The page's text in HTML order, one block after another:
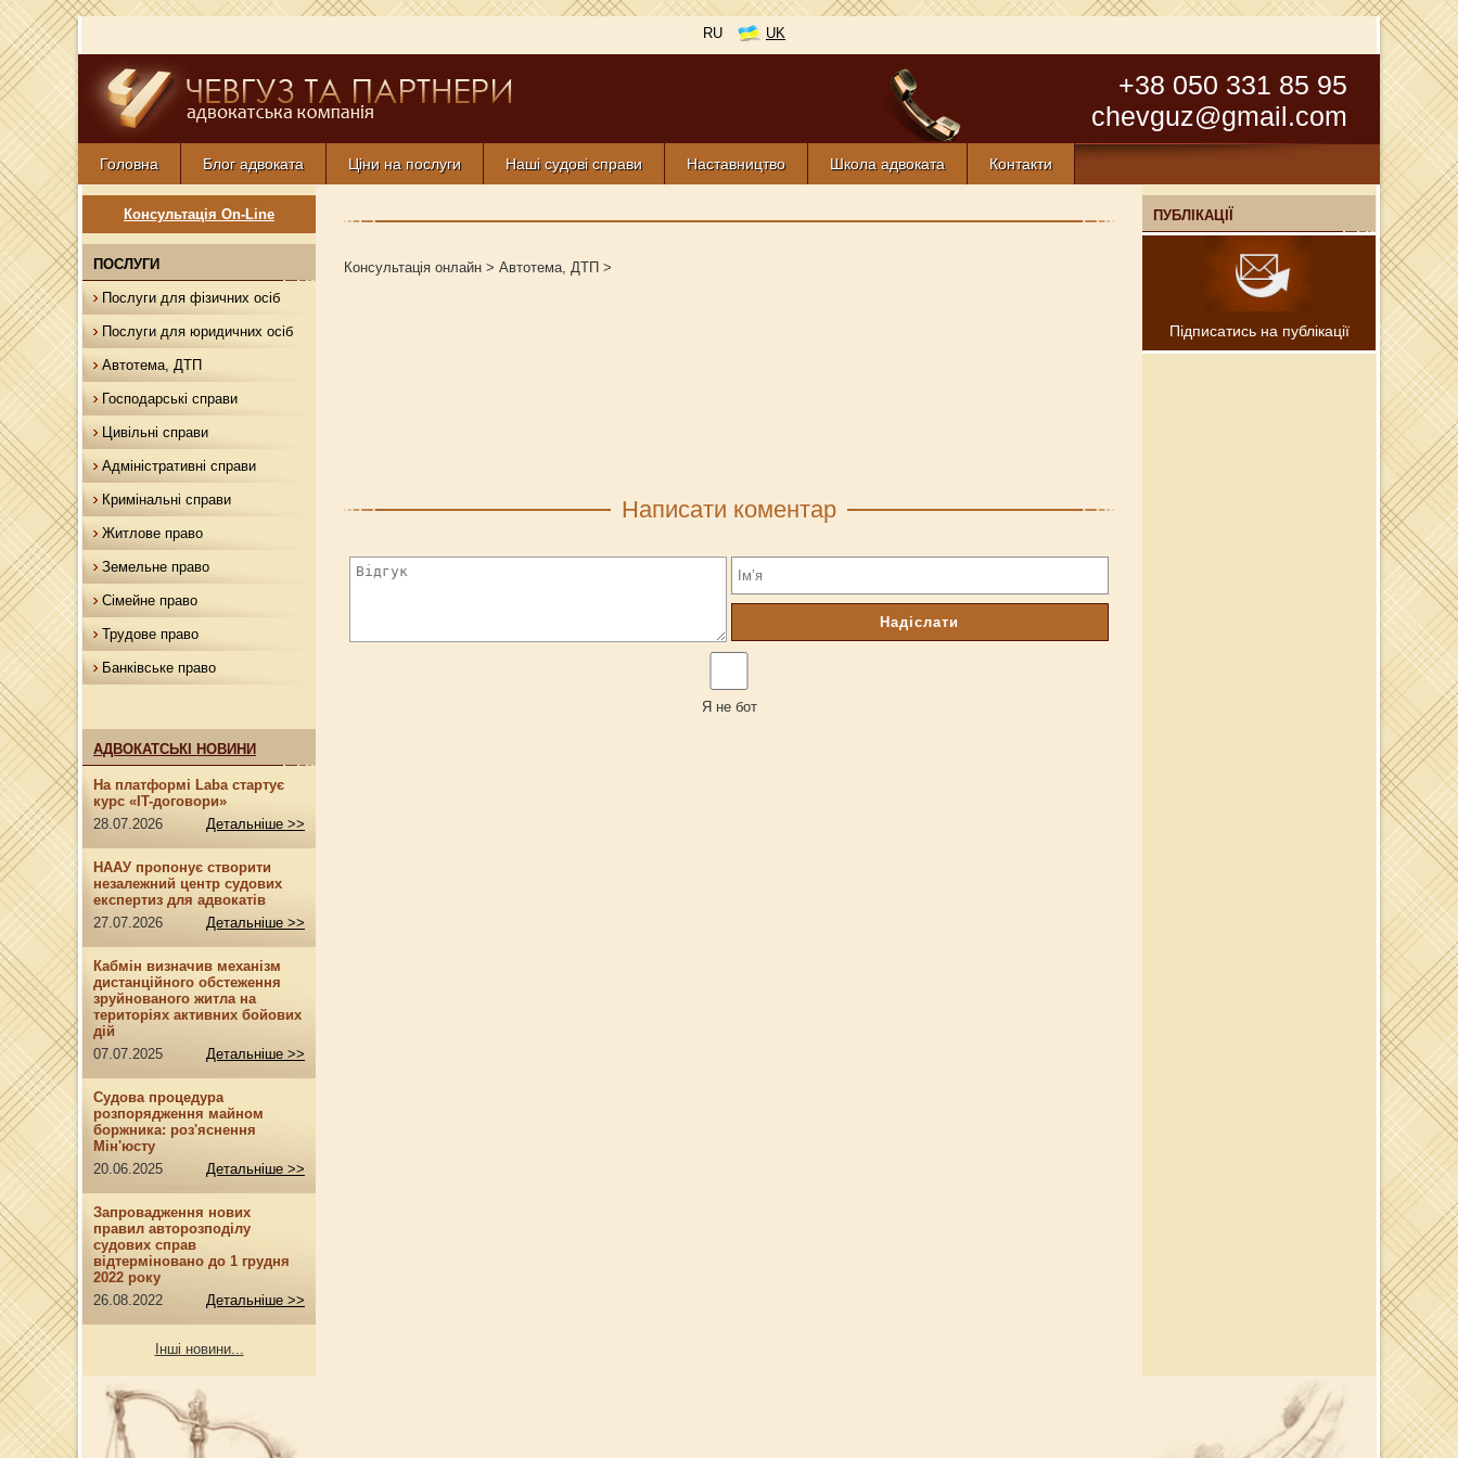
RU UK
+38 050 331 85 95
chevguz@gmail.com
Головна Блог адвоката Ціни на послуги Наші судові справи Наставництво Школа адвоката Контакти
Консультація On-Line
ПОСЛУГИ
Послуги для фізичних осіб
Послуги для юридичних осіб
Автотема, ДТП
Господарські справи
Цивільні справи
Адміністративні справи
Кримінальні справи
Житлове право
Земельне право
Сімейне право
Трудове право
Банківське право
АДВОКАТСЬКІ НОВИНИ
На платформі Laba стартує
курс «IT-договори»
28.07.2026
Детальніше >>
НААУ пропонує створити
незалежний центр судових
експертиз для адвокатів
27.07.2026
Детальніше >>
Кабмін визначив механізм
дистанційного обстеження
зруйнованого житла на
територіях активних бойових
дій
07.07.2025
Детальніше >>
Судова процедура
розпорядження майном
боржника: роз'яснення
Мін'юсту
20.06.2025
Детальніше >>
Запровадження нових
правил авторозподілу
судових справ
відтерміновано до 1 грудня
2022 року
26.08.2022
Детальніше >>
Інші новини...
Консультація онлайн > Автотема, ДТП >
Написати коментар
Надіслати
Я не бот
ПУБЛІКАЦІЇ
Підписатись на публікації